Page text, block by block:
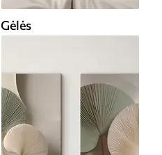
Gėlės